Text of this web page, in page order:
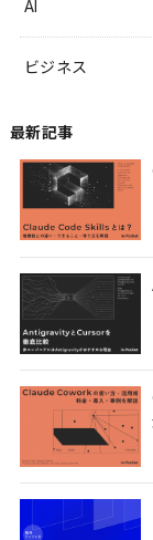
AI
ビジネス
最新記事